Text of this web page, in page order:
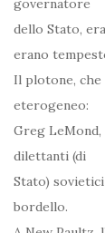
governatore
dello Stato,
erano
Il plotone, che
eterogeneo:
Greg LeMond,
dilettanti (di
Stato) sovietici
bordello.